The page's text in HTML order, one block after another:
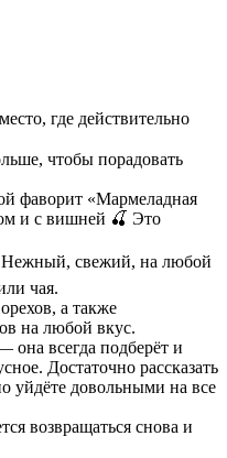
где действительно
чтобы порадовать
фаворит «Мармеладная
и с вишней 🍒 Это
свежий, на любой
чая.
а также
на любой вкус.
она всегда подберёт и
Достаточно рассказать
уйдёте довольными на все
возвращаться снова и